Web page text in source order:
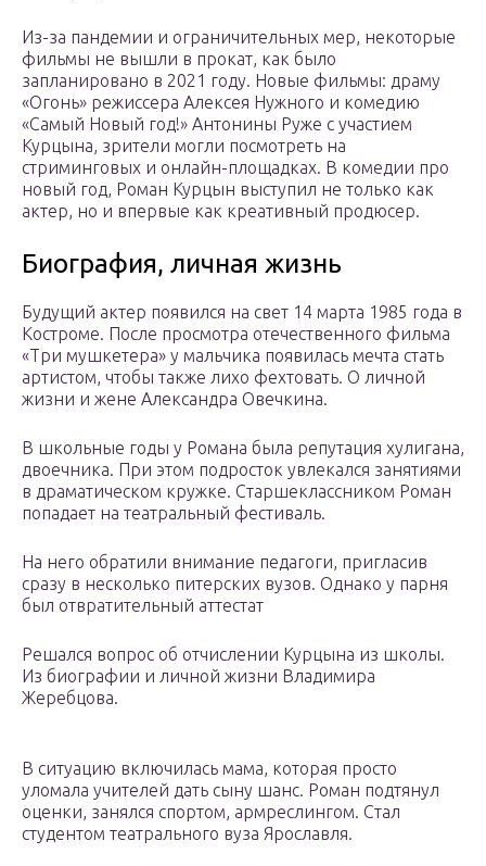
Из-за пандемии и ограничительных мер, некоторые
фильмы не вышли в прокат, как было
запланировано в 2021 году. Новые фильмы: драму
«Огонь» режиссера Алексея Нужного и комедию
«Самый Новый год!» Антонины Руже с участием
Курцына, зрители могли посмотреть на
стриминговых и онлайн-площадках. В комедии про
новый год, Роман Курцын выступил не только как
актер, но и впервые как креативный продюсер.
Биография, личная жизнь
Будущий актер появился на свет 14 марта 1985 года в
Костроме. После просмотра отечественного фильма
«Три мушкетера» у мальчика появилась мечта стать
артистом, чтобы также лихо фехтовать. О личной
жизни и жене Александра Овечкина.
В школьные годы у Романа была репутация хулигана,
двоечника. При этом подросток увлекался занятиями
в драматическом кружке. Старшеклассником Роман
попадает на театральный фестиваль.
На него обратили внимание педагоги, пригласив
сразу в несколько питерских вузов. Однако у парня
был отвратительный аттестат
Решался вопрос об отчислении Курцына из школы.
Из биографии и личной жизни Владимира
Жеребцова.
В ситуацию включилась мама, которая просто
уломала учителей дать сыну шанс. Роман подтянул
оценки, занялся спортом, армреслингом. Стал
студентом театрального вуза Ярославля.